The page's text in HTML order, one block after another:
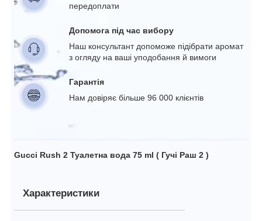
передоплати
Допомога під час вибору
Наш консультант допоможе підібрати аромат
з огляду на ваші уподобання й вимоги
Гарантія
Нам довіряє більше 96 000 клієнтів
Gucci Rush 2 Туалетна вода 75 ml ( Гучі Раш 2 )
Характеристики